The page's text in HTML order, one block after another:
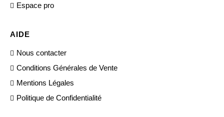
Espace pro
AIDE
Nous contacter
Conditions Générales de Vente
Mentions Légales
Politique de Confidentialité